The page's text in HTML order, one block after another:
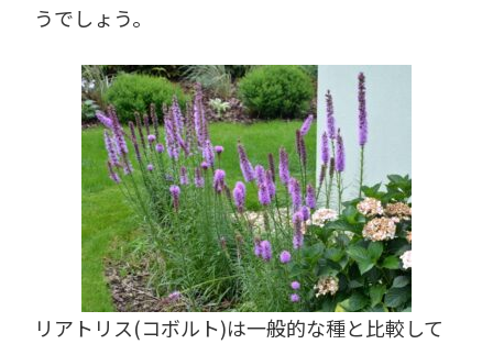
うでしょう。
リアトリス(コボルト)は一般的な種と比較して